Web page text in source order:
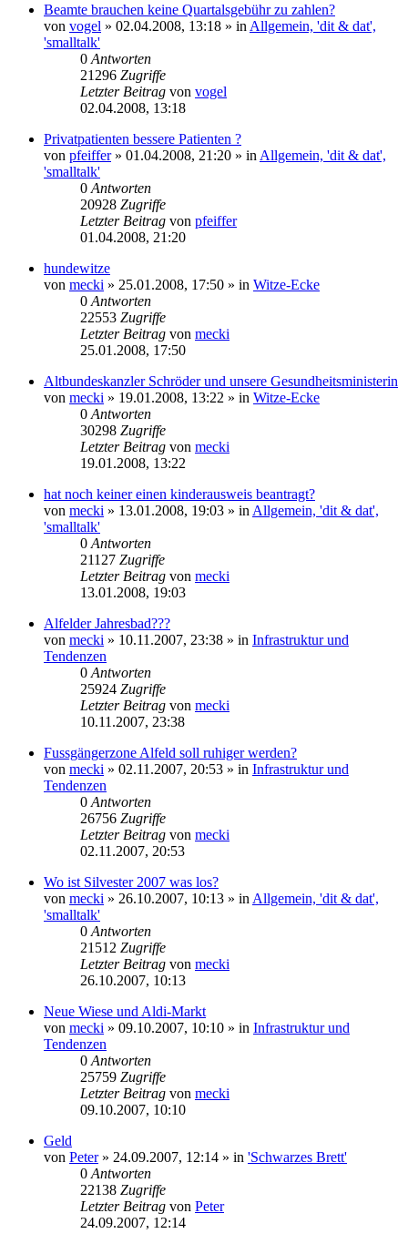
Beamte brauchen keine Quartalsgebühr zu zahlen?
von vogel » 02.04.2008, 13:18 » in Allgemein, 'dit & dat',
'smalltalk'
0 Antworten
21296 Zugriffe
Letzter Beitrag von vogel
02.04.2008, 13:18
Privatpatienten bessere Patienten ?
von pfeiffer» 01.04.2008, 21:20 » in Allgemein, 'dit & dat',
'smalltalk'
0 Antworten
20928 Zugriffe
Letzter Beitrag von pfeiffer
01.04.2008, 21:20
hundewitze
von mecki » 25.01.2008, 17:50 » in Witze-Ecke
0 Antworten
22553 Zugriffe
Letzter Beitrag von mecki
25.01.2008, 17:50
Altbundeskanzler Schröder und unsere Gesundheitsministerin
von mecki » 19.01.2008, 13:22 » in Witze-Ecke
0 Antworten
30298 Zugriffe
Letzter Beitrag von mecki
19.01.2008, 13:22
hat noch keiner einen kinderausweis beantragt?
von mecki » 13.01.2008, 19:03 » in Allgemein, 'dit & dat',
'smalltalk'
0 Antworten
21127 Zugriffe
Letzter Beitrag von mecki
13.01.2008, 19:03
Alfelder Jahresbad???
von mecki » 10.11.2007, 23:38 » in Infrastruktur und
Tendenzen
0 Antworten
25924 Zugriffe
Letzter Beitrag von mecki
10.11.2007, 23:38
Fussgängerzone Alfeld soll ruhiger werden?
von mecki » 02.11.2007, 20:53 » in Infrastruktur und
Tendenzen
0 Antworten
26756 Zugriffe
Letzter Beitrag von mecki
02.11.2007, 20:53
Wo ist Silvester 2007 was los?
von mecki » 26.10.2007, 10:13 » in Allgemein, 'dit & dat',
'smalltalk'
0 Antworten
21512 Zugriffe
Letzter Beitrag von mecki
26.10.2007, 10:13
Neue Wiese und Aldi-Markt
von mecki » 09.10.2007, 10:10 » in Infrastruktur und
Tendenzen
0 Antworten
25759 Zugriffe
Letzter Beitrag von mecki
09.10.2007, 10:10
Geld
von Peter» 24.09.2007, 12:14 » in 'Schwarzes Brett'
0 Antworten
22138 Zugriffe
Letzter Beitrag von Peter
24.09.2007, 12:14